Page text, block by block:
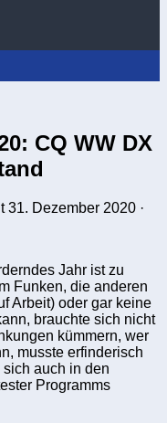
CQ WW DX
31. Dezember 2020 ·
Jahr ist zu
Funken, die anderen
Arbeit) oder gar keine
brauchte sich nicht
kümmern, wer
musste erfinderisch
auch in den
Programms